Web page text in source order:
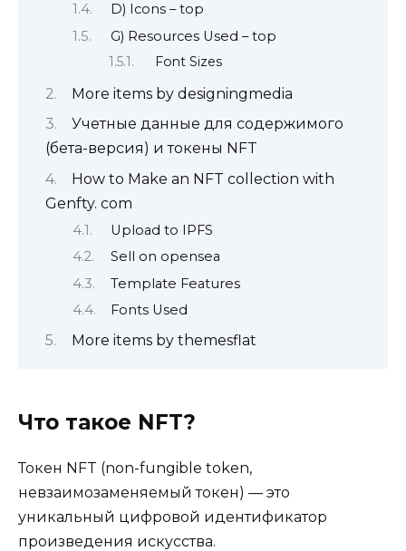
D) Icons – top
G) Resources Used – top
Font Sizes
More items by designingmedia
Учетные данные для содержимого
(бета-версия) и токены NFT
How to Make an NFT collection with
Genfty. com
Upload to IPFS
Sell on opensea
Template Features
Fonts Used
More items by themesflat
Что такое NFT?
Токен NFT (non-fungible token,
невзаимозаменяемый токен) — это
уникальный цифровой идентификатор
произведения искусства.